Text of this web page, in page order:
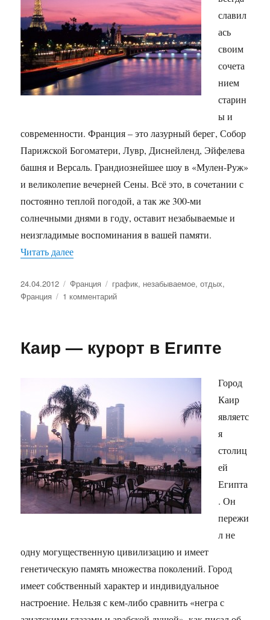
славил
ась
своим
сочета
нием
старин
ы и
современности. Франция – это лазурный берег, Собор
Парижской Богоматери, Лувр, Диснейленд, Эйфелева
башня и Версаль. Грандиознейшее шоу в «Мулен-Руж»
и великолепие вечерней Сены. Всё это, в сочетании с
постоянно теплой погодой, а так же 300-ми
солнечными днями в году, оставит незабываемые и
неизгладимые воспоминания в вашей памяти.
Читать далее«Отдых во Франции.»
Опубликовано
24.04.2012 Рубрики
Франция Метки
график, незабываемое,отдых,
Франция
1 комментарийк
Франции.
Каир — курорт в Египте
Город
Каир
являетс
я
столиц
ей
Египта
. Он
пережи
л не
одну могущественную цивилизацию и имеет
генетическую память множества поколений. Город
имеет собственный характер и индивидуальное
настроение. Нельзя с кем-либо сравнить «негра с